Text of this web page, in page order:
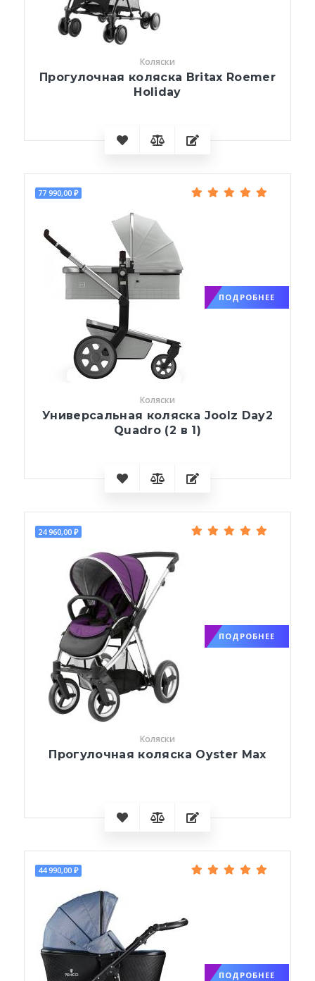
Коляски
Прогулочная коляска Britax Roemer
Holiday
77 990,00 ₽
ПОДРОБНЕЕ
Коляски
Универсальная коляска Joolz Day2
Quadro (2 в 1)
24 960,00 ₽
ПОДРОБНЕЕ
Коляски
Прогулочная коляска Oyster Max
44 990,00 ₽
ПОДРОБНЕЕ